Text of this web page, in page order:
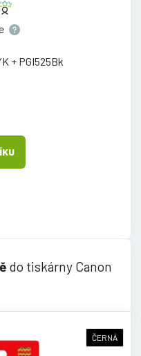
+ PGI525Bk
do tiskárny Canon
ČERNÁ